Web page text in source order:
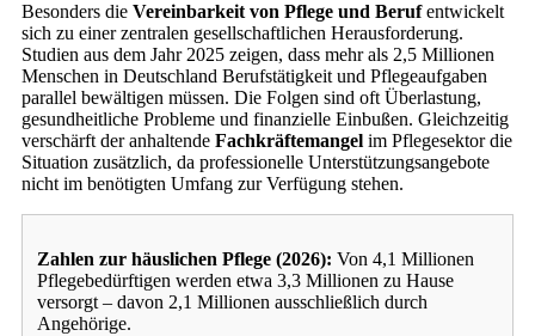
Besonders die Vereinbarkeit von Pflege und Berufentwickelt
sich zu einer zentralen gesellschaftlichen Herausforderung.
Studien aus dem Jahr 2025 zeigen, dass mehr als 2,5 Millionen
Menschen in Deutschland Berufstätigkeit und Pflegeaufgaben
parallel bewältigen müssen. Die Folgen sind oft Überlastung,
gesundheitliche Probleme und finanzielle Einbußen. Gleichzeitig
verschärft der anhaltende Fachkräftemangel im Pflegesektor die
Situation zusätzlich, da professionelle Unterstützungsangebote
nicht im benötigten Umfang zur Verfügung stehen.
Zahlen zur häuslichen Pflege (2026): Von 4,1 Millionen
Pflegebedürftigen werden etwa 3,3 Millionen zu Hause
versorgt – davon 2,1 Millionen ausschließlich durch
Angehörige.